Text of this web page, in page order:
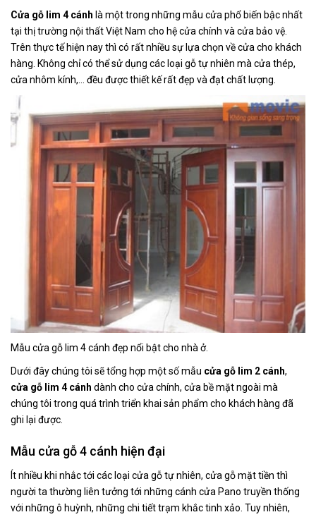
Cửa gỗ lim 4 cánh là một trong những mẫu cửa phổ biến bậc nhất
tại thị trường nội thất Việt Nam cho hệ cửa chính và cửa bảo vệ.
Trên thực tế hiện nay thì có rất nhiều sự lựa chọn về cửa cho khách
hàng. Không chỉ có thể sử dụng các loại gỗ tự nhiên mà cửa thép,
cửa nhôm kính,… đều được thiết kế rất đẹp và đạt chất lượng.
Mẫu cửa gỗ lim 4 cánh đẹp nổi bật cho nhà ở.
Dưới đây chúng tôi sẽ tổng hợp một số mẫu cửa gỗ lim 2 cánh,
cửa gỗ lim 4 cánh dành cho cửa chính, cửa bề mặt ngoài mà
chúng tôi trong quá trình triển khai sản phẩm cho khách hàng đã
ghi lại được.
Mẫu cửa gỗ 4 cánh hiện đại
Ít nhiều khi nhắc tới các loại cửa gỗ tự nhiên, cửa gỗ mặt tiền thì
người ta thường liên tưởng tới những cánh cửa Pano truyền thống
với những ô huỳnh, những chi tiết trạm khắc tinh xảo. Tuy nhiên,